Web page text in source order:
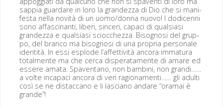
sap­pia guardare in loro la grandez­za di Dio che si man­i­
fes­ta nel­la novità di un uomo/donna nuo­vo! I dodi­cen­ni
sono affasci­nan­ti, liberi, sin­ceri, capaci di qual­si­asi
grandez­za e qual­si­asi scioc­chez­za. Bisog­nosi del grup­
po, del bran­co ma bisog­nosi di una pro­pria per­son­ale
iden­tità. In essi esplode l’affettività anco­ra immatu­ra
total­mente ma che cer­ca dis­per­ata­mente di amare ed
essere ama­ta. Spaven­tano, non bam­bi­ni, non gran­di……
a volte inca­paci anco­ra di veri ragion­a­men­ti…… gli adul­ti
così se ne dis­tac­cano e li las­ciano andare “ora­mai è
grande”!